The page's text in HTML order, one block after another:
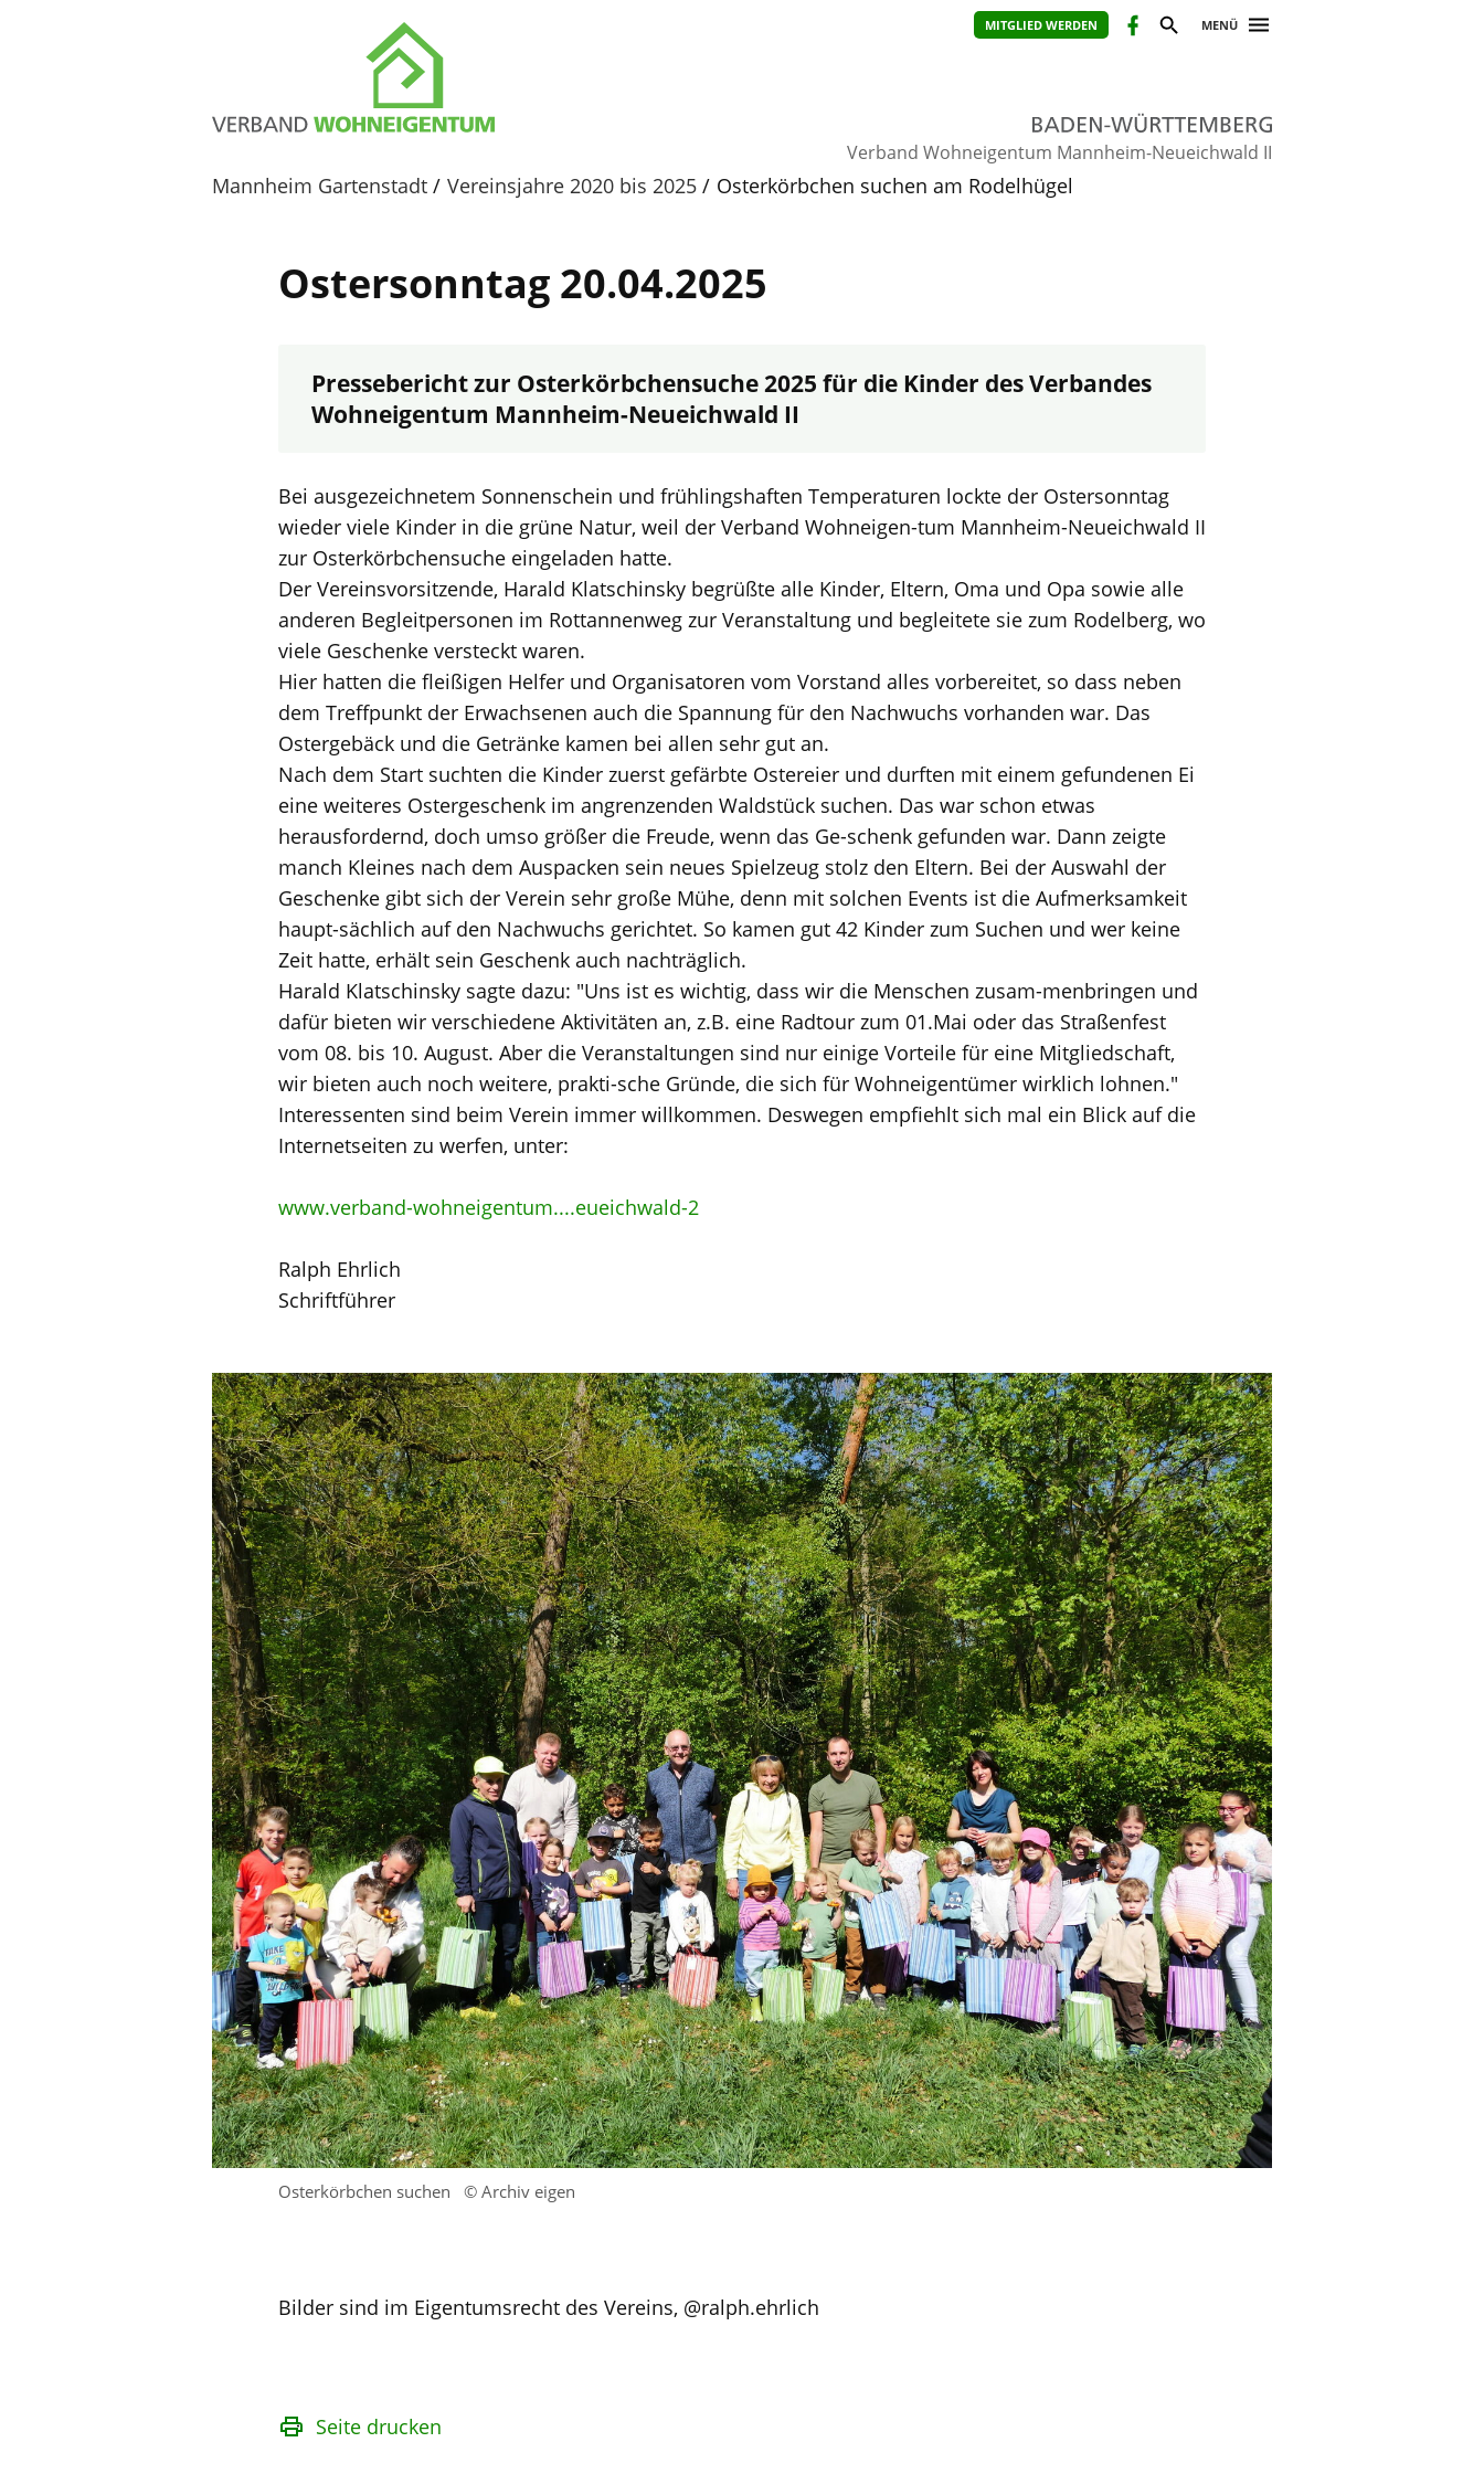
MITGLIED WERDEN MENÜ
Verband Wohneigentum Mannheim-Neueichwald II
Mannheim Gartenstadt Vereinsjahre 2020 bis 2025 Osterkörbchen suchen am Rodelhügel
Ostersonntag 20.04.2025
Pressebericht zur Osterkörbchensuche 2025 für die Kinder des Verbandes
Wohneigentum Mannheim-Neueichwald II
Bei ausgezeichnetem Sonnenschein und frühlingshaften Temperaturen lockte der Ostersonntag
wieder viele Kinder in die grüne Natur, weil der Verband Wohneigen-tum Mannheim-Neueichwald II
zur Osterkörbchensuche eingeladen hatte.
Der Vereinsvorsitzende, Harald Klatschinsky begrüßte alle Kinder, Eltern, Oma und Opa sowie alle
anderen Begleitpersonen im Rottannenweg zur Veranstaltung und begleitete sie zum Rodelberg, wo
viele Geschenke versteckt waren.
Hier hatten die fleißigen Helfer und Organisatoren vom Vorstand alles vorbereitet, so dass neben
dem Treffpunkt der Erwachsenen auch die Spannung für den Nachwuchs vorhanden war. Das
Ostergebäck und die Getränke kamen bei allen sehr gut an.
Nach dem Start suchten die Kinder zuerst gefärbte Ostereier und durften mit einem gefundenen Ei
eine weiteres Ostergeschenk im angrenzenden Waldstück suchen. Das war schon etwas
herausfordernd, doch umso größer die Freude, wenn das Ge-schenk gefunden war. Dann zeigte
manch Kleines nach dem Auspacken sein neues Spielzeug stolz den Eltern. Bei der Auswahl der
Geschenke gibt sich der Verein sehr große Mühe, denn mit solchen Events ist die Aufmerksamkeit
haupt-sächlich auf den Nachwuchs gerichtet. So kamen gut 42 Kinder zum Suchen und wer keine
Zeit hatte, erhält sein Geschenk auch nachträglich.
Harald Klatschinsky sagte dazu: "Uns ist es wichtig, dass wir die Menschen zusam-menbringen und
dafür bieten wir verschiedene Aktivitäten an, z.B. eine Radtour zum 01.Mai oder das Straßenfest
vom 08. bis 10. August. Aber die Veranstaltungen sind nur einige Vorteile für eine Mitgliedschaft,
wir bieten auch noch weitere, prakti-sche Gründe, die sich für Wohneigentümer wirklich lohnen."
Interessenten sind beim Verein immer willkommen. Deswegen empfiehlt sich mal ein Blick auf die
Internetseiten zu werfen, unter:
www.verband-wohneigentum....eueichwald-2
Ralph Ehrlich
Schriftführer
Osterkörbchen suchen © Archiv eigen
Bilder sind im Eigentumsrecht des Vereins, @ralph.ehrlich
Seite drucken